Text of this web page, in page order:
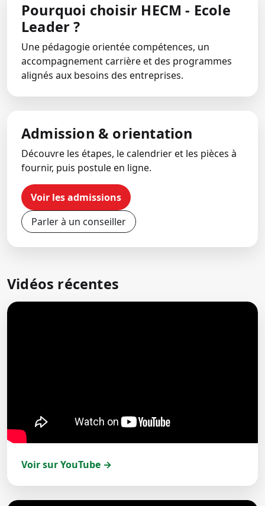
Pourquoi choisir HECM - Ecole
Leader ?
Une pédagogie orientée compétences, un
accompagnement carrière et des programmes
alignés aux besoins des entreprises.
Admission & orientation
Découvre les étapes, le calendrier et les pièces à
fournir, puis postule en ligne.
Voir les admissions
Parler à un conseiller
Vidéos récentes
Voir sur YouTube →